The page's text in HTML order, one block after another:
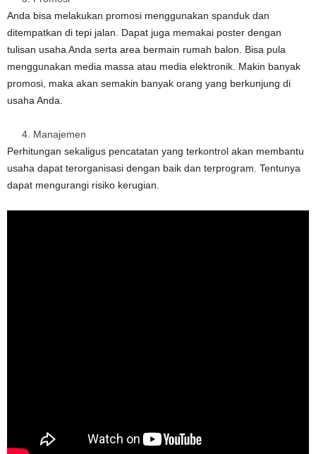
Anda bisa melakukan promosi menggunakan spanduk dan
ditempatkan di tepi jalan. Dapat juga memakai poster dengan
tulisan usaha Anda serta area bermain rumah balon. Bisa pula
menggunakan media massa atau media elektronik. Makin banyak
promosi, maka akan semakin banyak orang yang berkunjung di
usaha Anda.
Manajemen
Perhitungan sekaligus pencatatan yang terkontrol akan membantu
usaha dapat terorganisasi dengan baik dan terprogram. Tentunya
dapat mengurangi risiko kerugian.